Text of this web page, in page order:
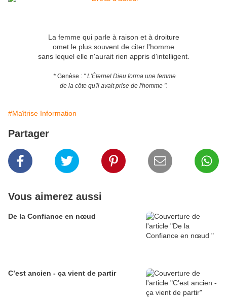
La femme qui parle à raison et à droiture
omet le plus souvent de citer l'homme
sans lequel elle n'aurait rien appris d'intelligent.
*Genèse : " L'Éternel Dieu forma une femme
de la côte qu'il avait prise de l'homme ".
#Maîtrise Information
Partager
Vous aimerez aussi
De la Confiance en nœud
C’est ancien - ça vient de partir